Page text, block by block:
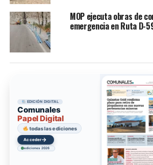
MOP ejecuta obras de
emergencia en Ruta D-
EDICIÓN DIGITAL
Comunales
Papel Digital
todas las ediciones
Acceder→
ediciones 2026